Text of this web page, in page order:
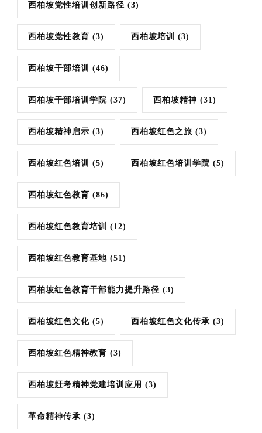
西柏坡党性培训创新路径 (3)
西柏坡党性教育 (3) 西柏坡培训 (3)
西柏坡干部培训 (46)
西柏坡干部培训学院 (37) 西柏坡精神 (31)
西柏坡精神启示 (3) 西柏坡红色之旅 (3)
西柏坡红色培训 (5) 西柏坡红色培训学院 (5)
西柏坡红色教育 (86)
西柏坡红色教育培训 (12)
西柏坡红色教育基地 (51)
西柏坡红色教育干部能力提升路径 (3)
西柏坡红色文化 (5) 西柏坡红色文化传承 (3)
西柏坡红色精神教育 (3)
西柏坡赶考精神党建培训应用 (3)
革命精神传承 (3)